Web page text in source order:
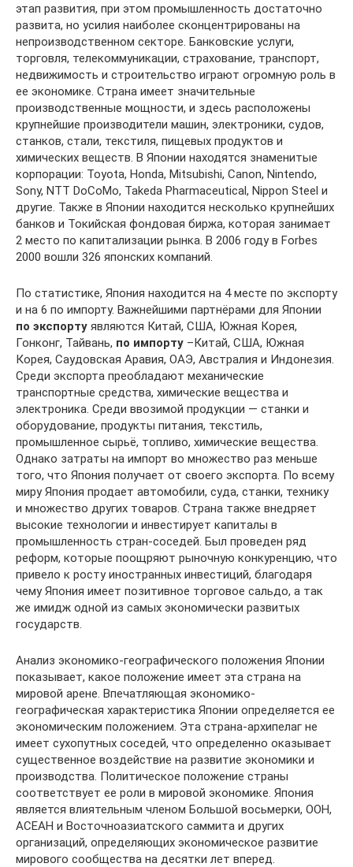
этап развития, при этом промышленность достаточно
развита, но усилия наиболее сконцентрированы на
непроизводственном секторе. Банковские услуги,
торговля, телекоммуникации, страхование, транспорт,
недвижимость и строительство играют огромную роль в
ее экономике. Страна имеет значительные
производственные мощности, и здесь расположены
крупнейшие производители машин, электроники, судов,
станков, стали, текстиля, пищевых продуктов и
химических веществ. В Японии находятся знаменитые
корпорации: Toyota, Honda, Mitsubishi, Canon, Nintendo,
Sony, NTT DoCoMo, Takeda Pharmaceutical, Nippon Steel и
другие. Также в Японии находится несколько крупнейших
банков и Токийская фондовая биржа, которая занимает
2 место по капитализации рынка. В 2006 году в Forbes
2000 вошли 326 японских компаний.
По статистике, Япония находится на 4 месте по экспорту
и на 6 по импорту. Важнейшими партнёрами для Японии
по экспорту являются Китай, США, Южная Корея,
Гонконг, Тайвань, по импорту –Китай, США, Южная
Корея, Саудовская Аравия, ОАЭ, Австралия и Индонезия.
Среди экспорта преобладают механические
транспортные средства, химические вещества и
электроника. Среди ввозимой продукции — станки и
оборудование, продукты питания, текстиль,
промышленное сырьё, топливо, химические вещества.
Однако затраты на импорт во множество раз меньше
того, что Япония получает от своего экспорта. По всему
миру Япония продает автомобили, суда, станки, технику
и множество других товаров. Страна также внедряет
высокие технологии и инвестирует капиталы в
промышленность стран-соседей. Был проведен ряд
реформ, которые поощряют рыночную конкуренцию, что
привело к росту иностранных инвестиций, благодаря
чему Япония имеет позитивное торговое сальдо, а так
же имидж одной из самых экономически развитых
государств.
Анализ экономико-географического положения Японии
показывает, какое положение имеет эта страна на
мировой арене. Впечатляющая экономико-
географическая характеристика Японии определяется ее
экономическим положением. Эта страна-архипелаг не
имеет сухопутных соседей, что определенно оказывает
существенное воздействие на развитие экономики и
производства. Политическое положение страны
соответствует ее роли в мировой экономике. Япония
является влиятельным членом Большой восьмерки, ООН,
АСЕАН и Восточноазиатского саммита и других
организаций, определяющих экономическое развитие
мирового сообщества на десятки лет вперед.